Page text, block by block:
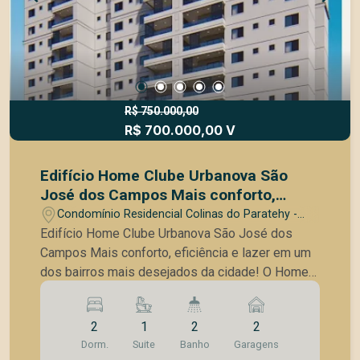
externa 2 Churrasqueiras Espaço gourmet Salão
de festas adulto e infantil Sala de estudos
Piscina adulto e infantil Playground Quadra
Brinquedoteca Salão de jogos Cinema Spa
Espaço mulher Não perca esta oportunidade!
Agende sua visita e venha conhecer!
R$ 750.000,00
R$ 700.000,00 V
Edifício Home Clube Urbanova São
José dos Campos Mais conforto,
eficiência e lazer em um dos bairros
mais desejados da cidade!
Condomínio Residencial Colinas do Paratehy -
São José dos Campos/SP
Edifício Home Clube Urbanova São José dos
Campos Mais conforto, eficiência e lazer em um
dos bairros mais desejados da cidade! O Home
Clube Urbanova é um empreendimento
residencial completo, ideal para quem valoriza
qualidade de vida, conforto e modernidade.
Localizado no bairro Urbanova, em São José dos
2
Dorm.
1
Suite
2
Banho
2
Garagens